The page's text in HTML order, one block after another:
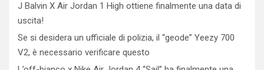
J Balvin X Air Jordan 1 High ottiene finalmente una data di
uscita!
Se si desidera un ufficiale di polizia, il “geode” Yeezy 700
V2, è necessario verificare questo